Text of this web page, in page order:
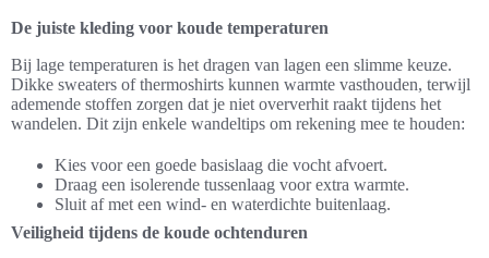
De juiste kleding voor koude temperaturen
Bij lage temperaturen is het dragen van lagen een slimme keuze.
Dikke sweaters of thermoshirts kunnen warmte vasthouden, terwijl
ademende stoffen zorgen dat je niet oververhit raakt tijdens het
wandelen. Dit zijn enkele wandeltips om rekening mee te houden:
Kies voor een goede basislaag die vocht afvoert.
Draag een isolerende tussenlaag voor extra warmte.
Sluit af met een wind- en waterdichte buitenlaag.
Veiligheid tijdens de koude ochtenduren